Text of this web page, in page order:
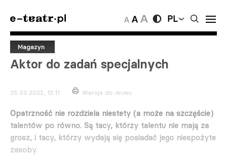
PL
Magazyn
Aktor do zadań specjalnych
25.03.2022, 12:11 Wersja do druku
Opatrzność nie rozdziela niestety (a może na szczęście)
talentów po równo. Są tacy, którzy talentu nie mają za
grosz, i tacy, którzy wydają się posiadać jego niespożyte
zasoby.